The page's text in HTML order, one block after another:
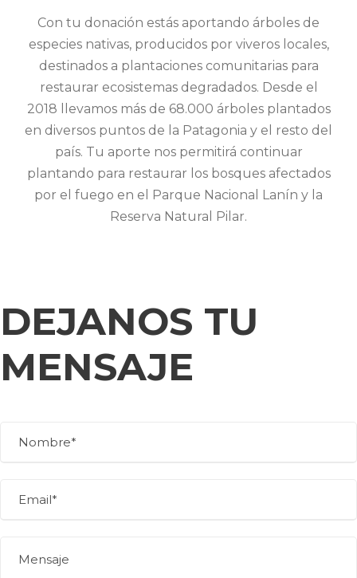
Con tu donación estás aportando árboles de
especies nativas, producidos por viveros locales,
destinados a plantaciones comunitarias para
restaurar ecosistemas degradados. Desde el
2018 llevamos más de 68.000 árboles plantados
en diversos puntos de la Patagonia y el resto del
país. Tu aporte nos permitirá continuar
plantando para restaurar los bosques afectados
por el fuego en el Parque Nacional Lanín y la
Reserva Natural Pilar.
DEJANOS TU
MENSAJE